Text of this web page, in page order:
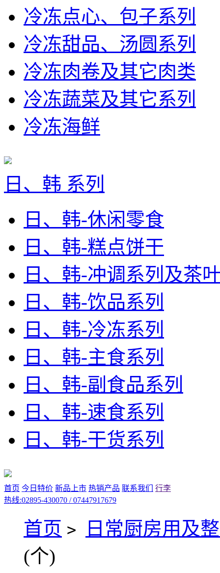
冷冻点心、包子系列
冷冻甜品、汤圆系列
冷冻肉卷及其它肉类
冷冻蔬菜及其它系列
冷冻海鲜
日、韩 系列
日、韩-休闲零食
日、韩-糕点饼干
日、韩-冲调系列及茶
日、韩-饮品系列
日、韩-冷冻系列
日、韩-主食系列
日、韩-副食品系列
日、韩-速食系列
日、韩-干货系列
首页 今日特价 新品上市 热销产品 联系我们
行李
热线:02895-430070 / 07447917679
首页 >
日常厨房用及
(个)